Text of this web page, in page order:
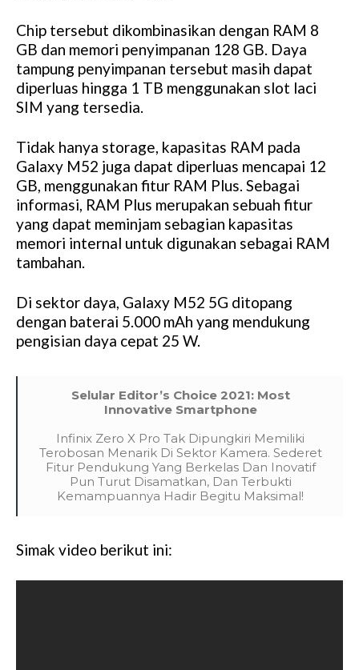
Chip tersebut dikombinasikan dengan RAM 8
GB dan memori penyimpanan 128 GB. Daya
tampung penyimpanan tersebut masih dapat
diperluas hingga 1 TB menggunakan slot laci
SIM yang tersedia.
Tidak hanya storage, kapasitas RAM pada
Galaxy M52 juga dapat diperluas mencapai 12
GB, menggunakan fitur RAM Plus. Sebagai
informasi, RAM Plus merupakan sebuah fitur
yang dapat meminjam sebagian kapasitas
memori internal untuk digunakan sebagai RAM
tambahan.
Di sektor daya, Galaxy M52 5G ditopang
dengan baterai 5.000 mAh yang mendukung
pengisian daya cepat 25 W.
Selular Editor’s Choice 2021: Most
Innovative Smartphone
Infinix Zero X Pro Tak Dipungkiri Memiliki
Terobosan Menarik Di Sektor Kamera. Sederet
Fitur Pendukung Yang Berkelas Dan Inovatif
Pun Turut Disamatkan, Dan Terbukti
Kemampuannya Hadir Begitu Maksimal!
Simak video berikut ini: